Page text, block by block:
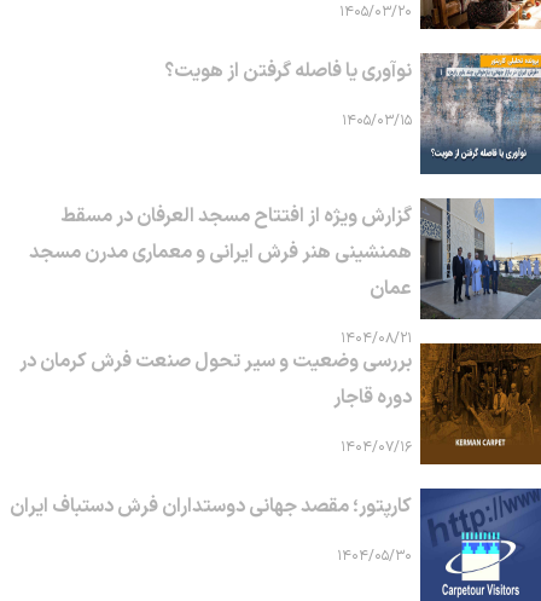
۱۴۰۵/۰۳/۲۰
نوآوری یا فاصله گرفتن از هویت؟
۱۴۰۵/۰۳/۱۵
گزارش ویژه از افتتاح مسجد العرفان در مسقط
همنشینی هنر فرش ایرانی و معماری مدرن مسجد
عمان
۱۴۰۴/۰۸/۲۱
بررسی وضعیت و سیر تحول صنعت فرش کرمان در
دوره قاجار
۱۴۰۴/۰۷/۱۶
کارپتور؛ مقصد جهانی دوستداران فرش دستباف ایران
۱۴۰۴/۰۵/۳۰